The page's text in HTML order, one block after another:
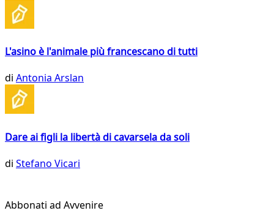
L'asino è l'animale più francescano di tutti
di Antonia Arslan
Dare ai figli la libertà di cavarsela da soli
di Stefano Vicari
Abbonati ad Avvenire